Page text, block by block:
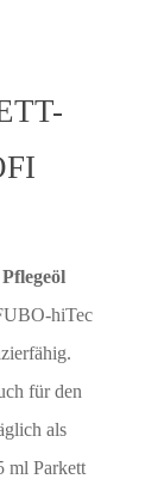
hiTec
für den
als
ml Parkett